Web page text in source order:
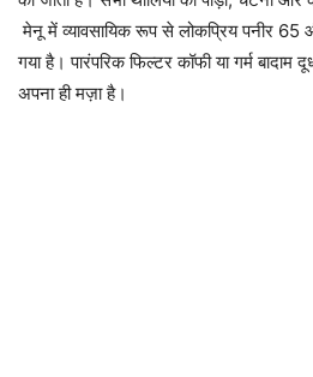
मेनू में व्यावसायिक रूप से लोकप्रिय पनीर 65
गया है। पारंपरिक फिल्टर कॉफी या गर्म बादाम
अपना ही मज़ा है।